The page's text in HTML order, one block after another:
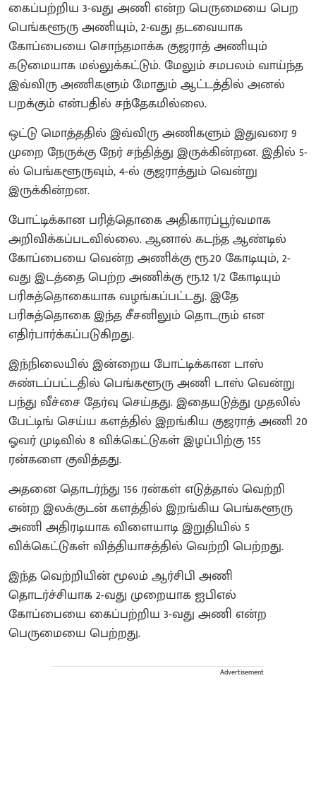
கைப்பற்றிய 3-வது அணி என்ற பெருமையை பெற
பெங்களூரு அணியும், 2-வது தடவையாக
கோப்பையை சொந்தமாக்க குஜராத் அணியும்
கடுமையாக மல்லுக்கட்டும். மேலும் சமபலம் வாய்ந்த
இவ்விரு அணிகளும் மோதும் ஆட்டத்தில் அனல்
பறக்கும் என்பதில் சந்தேகமில்லை.
ஒட்டு மொத்ததில் இவ்விரு அணிகளும் இதுவரை 9
முறை நேருக்கு நேர் சந்தித்து இருக்கின்றன. இதில் 5-
ல் பெங்களூருவும், 4-ல் குஜராத்தும் வென்று
இருக்கின்றன.
போட்டிக்கான பரித்தொகை அதிகாரப்பூர்வமாக
அறிவிக்கப்படவில்லை. ஆனால் கடந்த ஆண்டில்
கோப்பையை வென்ற அணிக்கு ரூ.20 கோடியும், 2-
வது இடத்தை பெற்ற அணிக்கு ரூ.12 1/2 கோடியும்
பரிசுத்தொகையாக வழங்கப்பட்டது. இதே
பரிசுத்தொகை இந்த சீசனிலும் தொடரும் என
எதிர்பார்க்கப்படுகிறது.
இந்நிலையில் இன்றைய போட்டிக்கான டாஸ்
சுண்டப்பட்டதில் பெங்களூரு அணி டாஸ் வென்று
பந்து வீச்சை தேர்வு செய்தது. இதையடுத்து முதலில்
பேட்டிங் செய்ய களத்தில் இறங்கிய குஜராத் அணி 20
ஓவர் முடிவில் 8 விக்கெட்டுகள் இழப்பிற்கு 155
ரன்களை குவித்தது.
அதனை தொடர்ந்து 156 ரன்கள் எடுத்தால் வெற்றி
என்ற இலக்குடன் களத்தில் இறங்கிய பெங்களூரு
அணி அதிரடியாக விளையாடி இறுதியில் 5
விக்கெட்டுகள் வித்தியாசத்தில் வெற்றி பெற்றது.
இந்த வெற்றியின் மூலம் ஆர்சிபி அணி
தொடர்ச்சியாக 2-வது முறையாக ஐபிஎல்
கோப்பையை கைப்பற்றிய 3-வது அணி என்ற
பெருமையை பெற்றது.
Advertisement